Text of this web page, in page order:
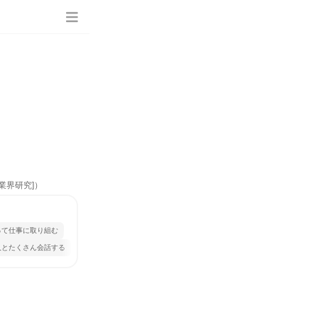
研究]）
仕事に取り組む
とたくさん会話する